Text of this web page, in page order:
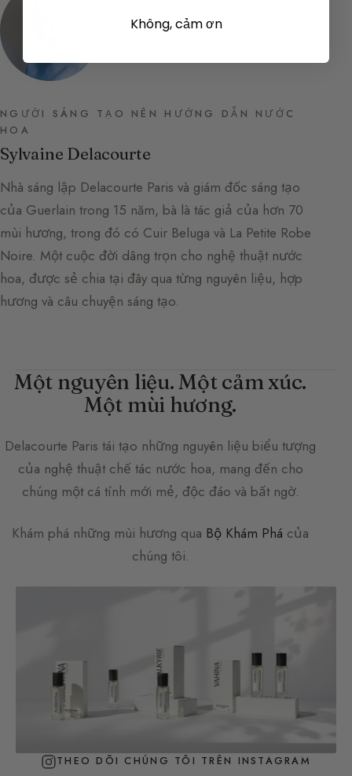
NGƯỜI SÁNG TẠO NÊN HƯỚNG DẪN NƯỚC
HOA
Sylvaine Delacourte
Nhà sáng lập Delacourte Paris và giám đốc sáng tạo
của Guerlain trong 15 năm, bà là tác giả của hơn 70
mùi hương, trong đó có Cuir Beluga và La Petite Robe
Noire. Một cuộc đời dâng trọn cho nghệ thuật nước
hoa, được sẻ chia tại đây qua từng nguyên liệu, hợp
hương và câu chuyện sáng tạo.
Một nguyên liệu. Một cảm xúc.
Một mùi hương.
Delacourte Paris tái tạo những nguyên liệu biểu tượng
của nghệ thuật chế tác nước hoa, mang đến cho
chúng một cá tính mới mẻ, độc đáo và bất ngờ.
Khám phá những mùi hương qua Bộ Khám Phá của
chúng tôi.
THEO DÕI CHÚNG TÔI TRÊN INSTAGRAM
Không, cảm ơn